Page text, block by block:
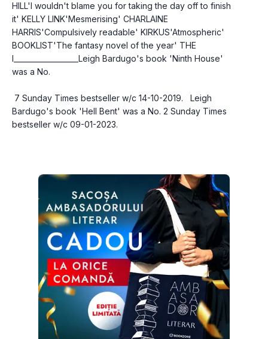
HILL'I wouldn't blame you for taking the day off to finish
it' KELLY LINK'Mesmerising' CHARLAINE
HARRIS'Compulsively readable' KIRKUS'Atmospheric'
BOOKLIST'The fantasy novel of the year' THE
I__________________Leigh Bardugo's book 'Ninth House'
was a No.
Bardugo's book 'Hell Bent' was a No. 2 Sunday Times
bestseller w/c 09-01-2023.